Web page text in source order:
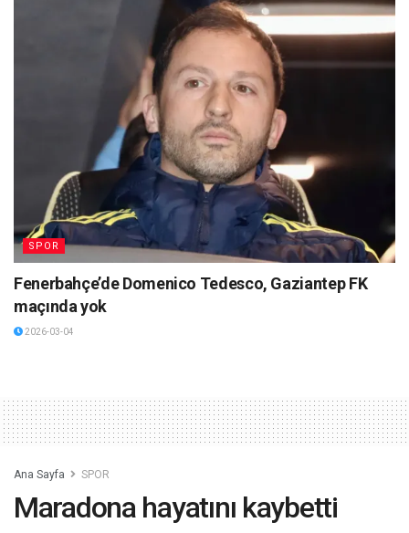
SPOR
Fenerbahçe’de Domenico Tedesco, Gaziantep FK
maçında yok
2026-03-04
Ana Sayfa SPOR
Maradona hayatını kaybetti